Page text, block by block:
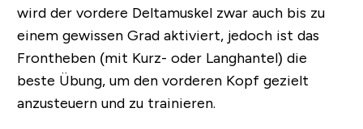
wird der vordere Deltamuskel zwar auch bis zu
einem gewissen Grad aktiviert, jedoch ist das
Frontheben (mit Kurz- oder Langhantel) die
beste Übung, um den vorderen Kopf gezielt
anzusteuern und zu trainieren.